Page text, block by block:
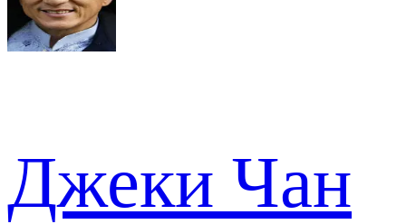
Джеки Чан